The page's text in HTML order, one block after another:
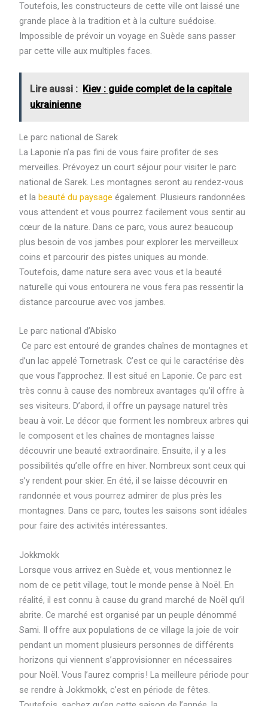
Toutefois, les constructeurs de cette ville ont laissé une
grande place à la tradition et à la culture suédoise.
Impossible de prévoir un voyage en Suède sans passer
par cette ville aux multiples faces.
Lire aussi : Kiev : guide complet de la capitale
ukrainienne
Le parc national de Sarek
La Laponie n’a pas fini de vous faire profiter de ses
merveilles. Prévoyez un court séjour pour visiter le parc
national de Sarek. Les montagnes seront au rendez-vous
et la beauté du paysage également. Plusieurs randonnées
vous attendent et vous pourrez facilement vous sentir au
cœur de la nature. Dans ce parc, vous aurez beaucoup
plus besoin de vos jambes pour explorer les merveilleux
coins et parcourir des pistes uniques au monde.
Toutefois, dame nature sera avec vous et la beauté
naturelle qui vous entourera ne vous fera pas ressentir la
distance parcourue avec vos jambes.
Le parc national d’Abisko
Ce parc est entouré de grandes chaînes de montagnes et
d’un lac appelé Tornetrask. C’est ce qui le caractérise dès
que vous l’approchez. Il est situé en Laponie. Ce parc est
très connu à cause des nombreux avantages qu’il offre à
ses visiteurs. D’abord, il offre un paysage naturel très
beau à voir. Le décor que forment les nombreux arbres qui
le composent et les chaînes de montagnes laisse
découvrir une beauté extraordinaire. Ensuite, il y a les
possibilités qu’elle offre en hiver. Nombreux sont ceux qui
s’y rendent pour skier. En été, il se laisse découvrir en
randonnée et vous pourrez admirer de plus près les
montagnes. Dans ce parc, toutes les saisons sont idéales
pour faire des activités intéressantes.
Jokkmokk
Lorsque vous arrivez en Suède et, vous mentionnez le
nom de ce petit village, tout le monde pense à Noël. En
réalité, il est connu à cause du grand marché de Noël qu’il
abrite. Ce marché est organisé par un peuple dénommé
Sami. Il offre aux populations de ce village la joie de voir
pendant un moment plusieurs personnes de différents
horizons qui viennent s’approvisionner en nécessaires
pour Noël. Vous l’aurez compris ! La meilleure période pour
se rendre à Jokkmokk, c’est en période de fêtes.